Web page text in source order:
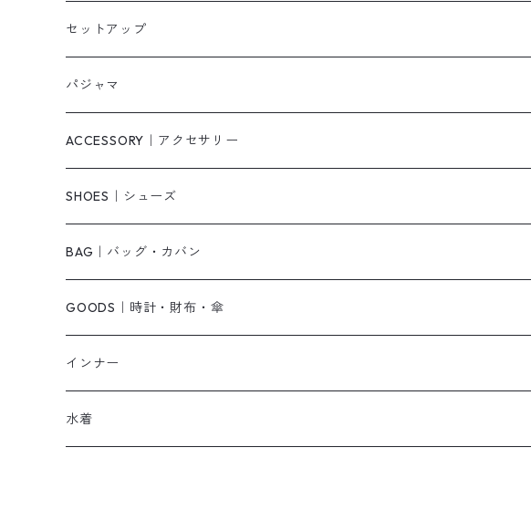
タンクトップ/キャミソール
スウェット/パーカー
ニット/セーター
ベアトップ・チューブトップ
その他
カーディガン
ダウンコート
その他
無地
ニットワンピース
ロングワンピース
シャツワンピース
キャミワンピース
オールインワン・サロペット
ジャンパースカート
その他
パンツ・デニム
ショートパンツ
スカート
その他
セットアップ
パジャマ
ACCESSORY｜アクセサリー
ピアス・リング
ネックレス
ベルト
ブレスレット
帽子
SHOES｜シューズ
パンプス
サンダル
ショートブーツ・ブーティ
ロングブーツ
BAG｜バッグ・カバン
ショルダーバッグ
ハンドバッグ
リュック
GOODS｜時計・財布・傘
インナー
水着